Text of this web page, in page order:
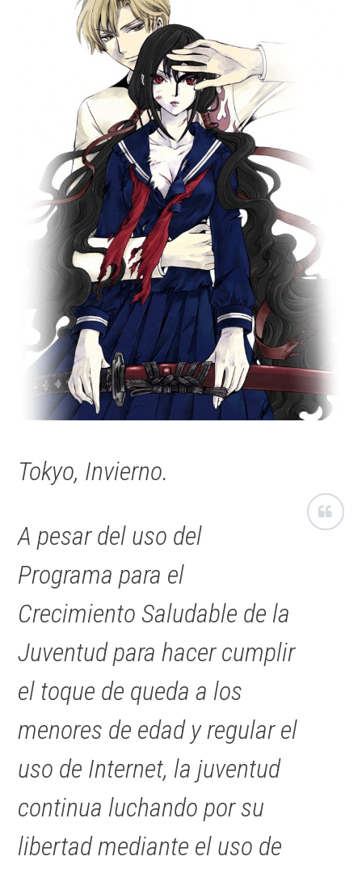
Tokyo, Invierno.
A pesar del uso del
Programa para el
Crecimiento Saludable de la
Juventud para hacer cumplir
el toque de queda a los
menores de edad y regular el
uso de Internet, la juventud
continua luchando por su
libertad mediante el uso de